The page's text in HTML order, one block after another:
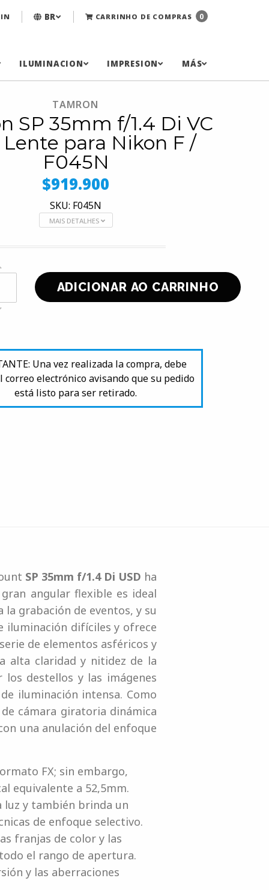
BR CARRINHO DE COMPRAS 0
ILUMINACION IMPRESION MÁS
TAMRON
SP 35mm f/1.4 Di VC
Lente para Nikon F /
F045N
$919.900
SKU: F045N
MAIS DETALHES
Una vez realizada la compra, debe
correo electrónico avisando que su pedido
está listo para ser retirado.
SP 35mm f/1.4 Di USD ha
angular flexible es ideal
grabación de eventos, y su
iluminación difíciles y ofrece
de elementos asféricos y
alta claridad y nitidez de la
los destellos y las imágenes
iluminación intensa. Como
cámara giratoria dinámica
una anulación del enfoque
FX; sin embargo,
equivalente a 52,5mm.
luz y también brinda un
de enfoque selectivo.
franjas de color y las
el rango de apertura.
y las aberraciones